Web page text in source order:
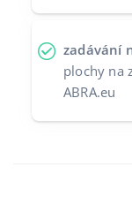
zadávání
plochy na
ABRA.eu